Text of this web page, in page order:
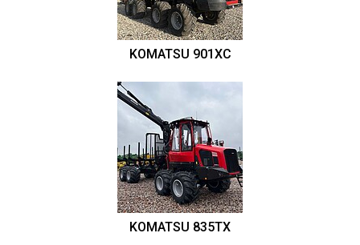
KOMATSU 901XC
KOMATSU 835TX